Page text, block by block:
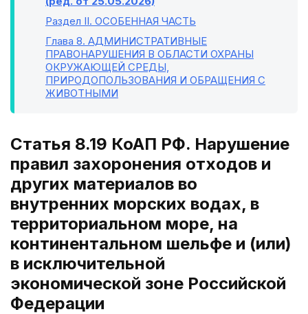
Раздел II. ОСОБЕННАЯ ЧАСТЬ
Глава 8. АДМИНИСТРАТИВНЫЕ
ПРАВОНАРУШЕНИЯ В ОБЛАСТИ ОХРАНЫ
ОКРУЖАЮЩЕЙ СРЕДЫ,
ПРИРОДОПОЛЬЗОВАНИЯ И ОБРАЩЕНИЯ С
ЖИВОТНЫМИ
Статья 8.19 КоАП РФ. Нарушение
правил захоронения отходов и
других материалов во
внутренних морских водах, в
территориальном море, на
континентальном шельфе и (или)
в исключительной
экономической зоне Российской
Федерации